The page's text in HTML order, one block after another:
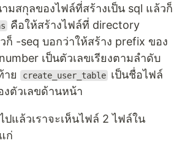
#165)
#170)
)
Spanner
มสกุลของไฟล์ที่สร้างเป็น sql แล้วก็
คือให้สร้างไฟล์ที่ directory
ก็ -seq บอกว่าให้สร้าง prefix ของ
เป็นตัวเลขเรียงตามลำดับ
าย
create_user_table เป็นชื่อไฟล์
ตัวเลขด้านหน้า
ปแล้วเราจะเห็นไฟล์ 2 ไฟล์ใน
ก่